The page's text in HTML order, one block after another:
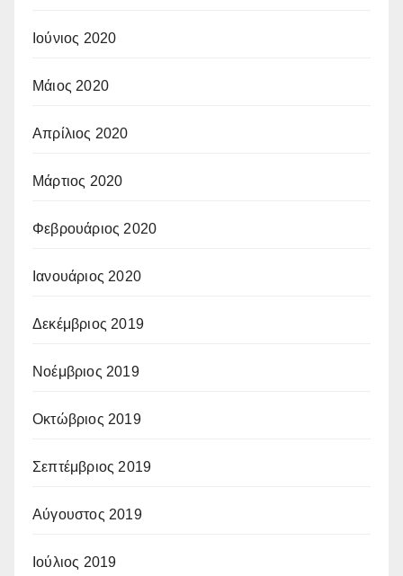
Ιούνιος 2020
Μάιος 2020
Απρίλιος 2020
Μάρτιος 2020
Φεβρουάριος 2020
Ιανουάριος 2020
Δεκέμβριος 2019
Νοέμβριος 2019
Οκτώβριος 2019
Σεπτέμβριος 2019
Αύγουστος 2019
Ιούλιος 2019